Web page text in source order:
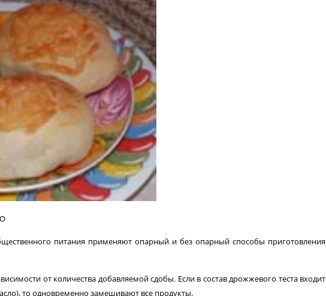
питания при­меняют опарный и без опарный способы приготовления
от количества добавляемой сдобы. Если в состав дрожжевого теста входит
то одновременно замешива­ют все продукты.